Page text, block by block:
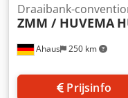
Ahaus 250 km
Draaibank-
ZMM / HUVEMA
Prijsinfo